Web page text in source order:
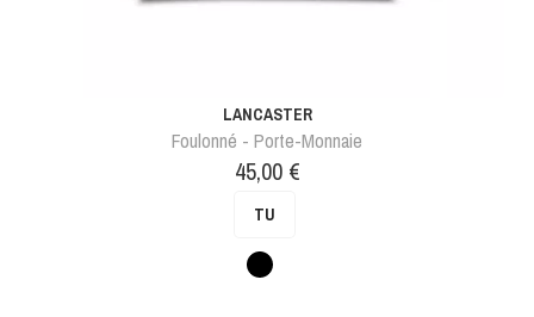
LANCASTER
Foulonné - Porte-Monnaie
Prix
45,00 €
TU
Noir